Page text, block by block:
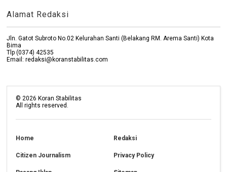
Alamat Redaksi
Jln. Gatot Subroto No.02 Kelurahan Santi (Belakang RM. Arema Santi) Kota
Bima
Tlp (0374) 42535
Email: redaksi@koranstabilitas.com
©2026 Koran Stabilitas
All rights reserved.
Home Redaksi
Citizen Journalism Privacy Policy